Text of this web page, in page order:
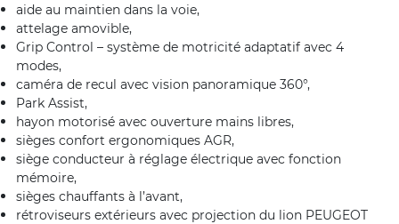
aide au maintien dans la voie,
attelage amovible,
Grip Control – système de motricité adaptatif avec 4
modes,
caméra de recul avec vision panoramique 360°,
Park Assist,
hayon motorisé avec ouverture mains libres,
sièges confort ergonomiques AGR,
siège conducteur à réglage électrique avec fonction
mémoire,
sièges chauffants à l’avant,
rétroviseurs extérieurs avec projection du lion PEUGEOT